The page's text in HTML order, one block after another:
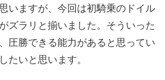
いますが、今回は初騎乗のドイル
ズラリと揃いました。そういった
圧勝できる能力があると思ってい
たいと思います。